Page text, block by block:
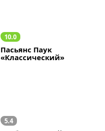
10.0
Пасьянс Паук
«Классический»
5.4